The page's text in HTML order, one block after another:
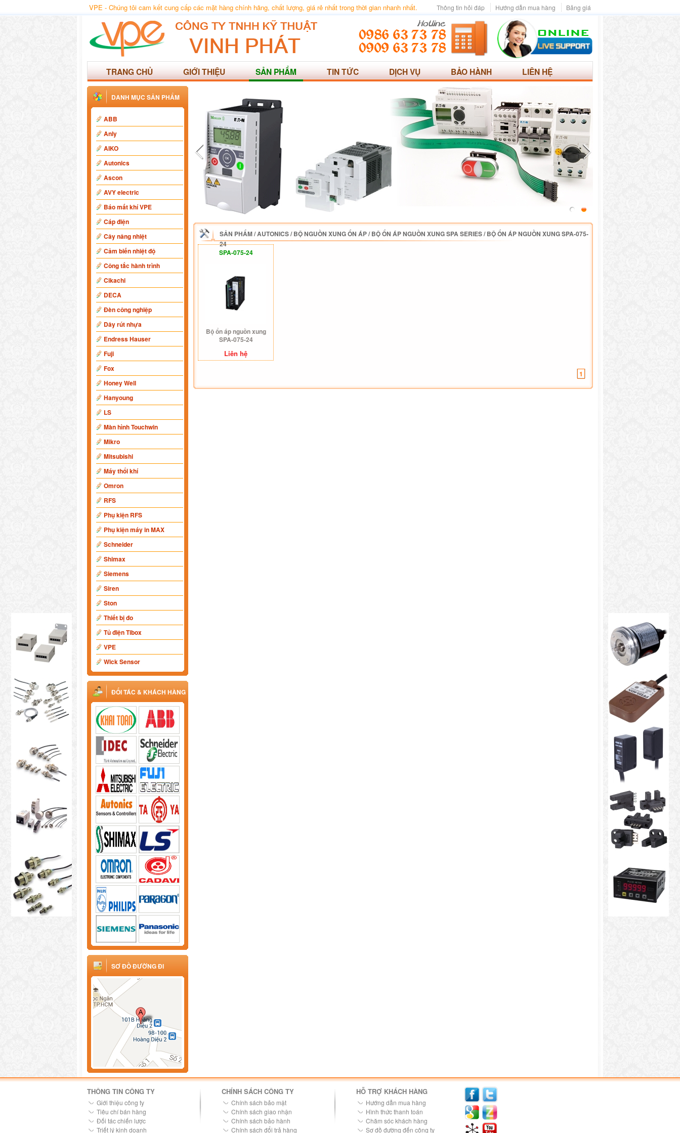
VPE - Chúng tôi cam kết cung cấp các mặt hàng chính hãng, chất lượng, giá rẻ nhất trong thời gian nhanh nhất. Bảng giá
Hướng dẫn mua hàng
Thông tin hỏi đáp
TRANG CHỦ GIỚI THIỆU SẢN PHẨM TIN TỨC DỊCH VỤ BẢO HÀNH LIÊN HỆ
DANH MỤC SẢN PHẨM
ABB
Anly
AIKO
Autonics
Ascon
AVY electric
Báo mất khí VPE
Cáp điện
Cây nâng nhiệt
Cảm biến nhiệt độ
Công tắc hành trình
Cikachi
DECA
Đèn công nghiệp
Dây rút nhựa
Endress Hauser
Fuji
Fox
Honey Well
Hanyoung
LS
Màn hình Touchwin
Mikro
Mitsubishi
Máy thổi khí
Omron
RFS
Phụ kiện RFS
Phụ kiện máy in MAX
Schneider
Shimax
Siemens
Siren
Ston
Thiết bị đo
Tủ điện Tibox
VPE
Wick Sensor
ĐỐI TÁC & KHÁCH HÀNG
SƠ ĐỒ ĐƯỜNG ĐI
SẢN PHẨM/AUTONICS/BỘ NGUỒN XUNG ỔN ÁP/BỘ ỔN ÁP NGUỒN XUNG SPA SERIES/BỘ ỔN ÁP NGUỒN XUNG SPA-075-
24
SPA-075-24
Bộ ổn áp nguồn xung
SPA-075-24
Liên hệ
1
THÔNG TIN CÔNG TY
Giới thiệu công ty
Tiêu chí bán hàng
Đối tác chiến lược
Triết lý kinh doanh
CHÍNH SÁCH CÔNG TY
Chính sách bảo mật
Chính sách giao nhận
Chính sách bảo hành
Chính sách đổi trả hàng
HỖ TRỢ KHÁCH HÀNG
Hướng dẫn mua hàng
Hình thức thanh toán
Chăm sóc khách hàng
Sơ đồ đường đến công ty